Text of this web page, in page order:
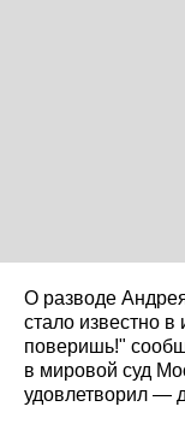
О разводе
стало известно
поверишь!"
в мировой суд
удовлетворил —